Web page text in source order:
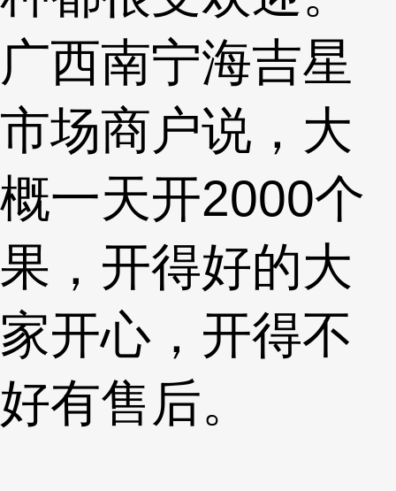
广西南宁海吉星
市场商户说，大
概一天开2000个
果，开得好的大
家开心，开得不
好有售后。